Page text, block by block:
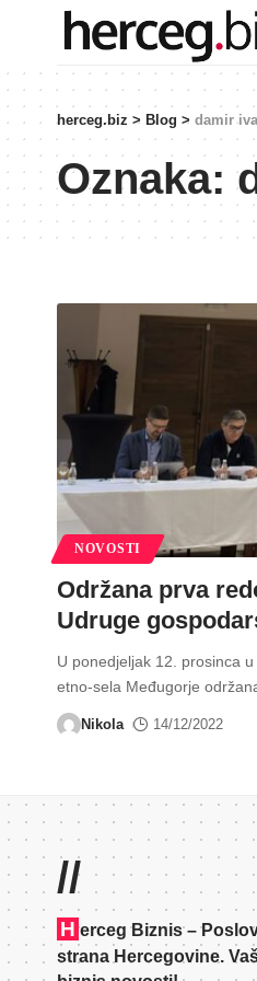
herceg.biz > Blog > damir
Oznaka:
NOVOSTI
Održana prva
Udruge
U ponedjeljak 12. prosinca
etno-sela Međugorje
Nikola 14/12/2022
//
H erceg Biznis –
strana Hercegovine.